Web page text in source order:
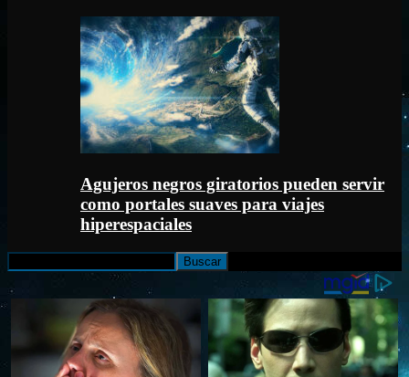
Agujeros negros giratorios pueden servir
como portales suaves para viajes
hiperespaciales